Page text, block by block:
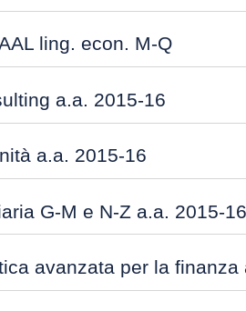
ling. econ. M-Q
a.a. 2015-16
a.a. 2015-16
G-M e N-Z a.a. 2015-16
avanzata per la finanza